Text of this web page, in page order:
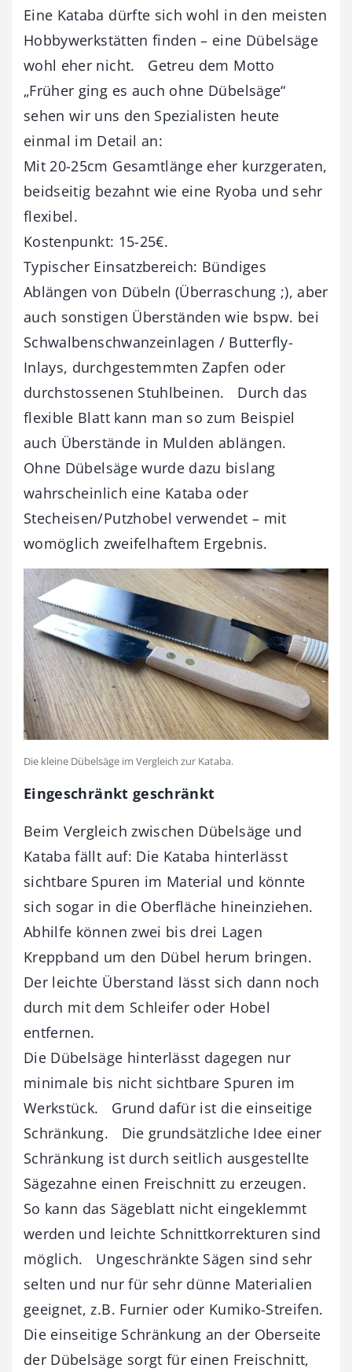
Eine Kataba dürfte sich wohl in den meisten
Hobbywerkstätten finden – eine Dübelsäge
wohl eher nicht. Getreu dem Motto
„Früher ging es auch ohne Dübelsäge“
sehen wir uns den Spezialisten heute
einmal im Detail an:
Mit 20-25cm Gesamtlänge eher kurzgeraten,
beidseitig bezahnt wie eine Ryoba und sehr
flexibel.
Kostenpunkt: 15-25€.
Typischer Einsatzbereich: Bündiges
Ablängen von Dübeln (Überraschung ;), aber
auch sonstigen Überständen wie bspw. bei
Schwalbenschwanzeinlagen / Butterfly-
Inlays, durchgestemmten Zapfen oder
durchstossenen Stuhlbeinen. Durch das
flexible Blatt kann man so zum Beispiel
auch Überstände in Mulden ablängen.
Ohne Dübelsäge wurde dazu bislang
wahrscheinlich eine Kataba oder
Stecheisen/Putzhobel verwendet – mit
womöglich zweifelhaftem Ergebnis.
Die kleine Dübelsäge im Vergleich zur Kataba.
Eingeschränkt geschränkt
Beim Vergleich zwischen Dübelsäge und
Kataba fällt auf: Die Kataba hinterlässt
sichtbare Spuren im Material und könnte
sich sogar in die Oberfläche hineinziehen.
Abhilfe können zwei bis drei Lagen
Kreppband um den Dübel herum bringen.
Der leichte Überstand lässt sich dann noch
durch mit dem Schleifer oder Hobel
entfernen.
Die Dübelsäge hinterlässt dagegen nur
minimale bis nicht sichtbare Spuren im
Werkstück. Grund dafür ist die einseitige
Schränkung. Die grundsätzliche Idee einer
Schränkung ist durch seitlich ausgestellte
Sägezahne einen Freischnitt zu erzeugen.
So kann das Sägeblatt nicht eingeklemmt
werden und leichte Schnittkorrekturen sind
möglich. Ungeschränkte Sägen sind sehr
selten und nur für sehr dünne Materialien
geeignet, z.B. Furnier oder Kumiko-Streifen.
Die einseitige Schränkung an der Oberseite
der Dübelsäge sorgt für einen Freischnitt,